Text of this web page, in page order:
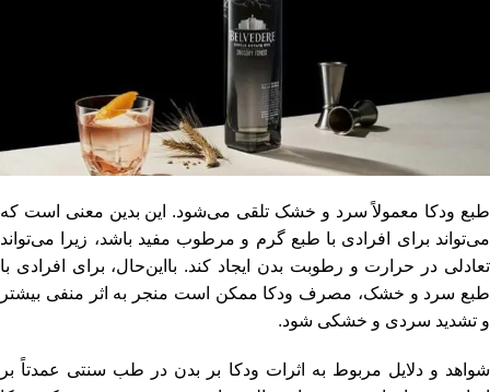
طبع ودکا معمولاً سرد و خشک تلقی می‌شود. این بدین معنی است که
می‌تواند برای افرادی با طبع گرم و مرطوب مفید باشد، زیرا می‌تواند
تعادلی در حرارت و رطوبت بدن ایجاد کند. بااین‌حال، برای افرادی با
طبع سرد و خشک، مصرف ودکا ممکن است منجر به اثر منفی بیشتر
و تشدید سردی و خشکی شود.
شواهد و دلایل مربوط به اثرات ودکا بر بدن در طب سنتی عمدتاً بر